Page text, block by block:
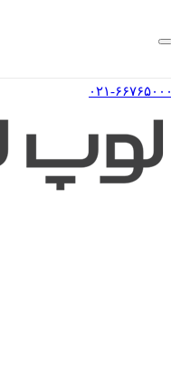
۰۲۱-۶۶۷۶۵۰۰۰